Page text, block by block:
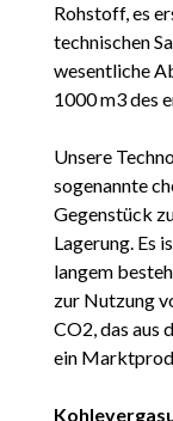
Rohstoff, es
technischen
wesentliche
1000 m3 des
Unsere
sogenannte
Gegenstück
Lagerung. Es
langem
zur Nutzung
CO2, das aus
ein